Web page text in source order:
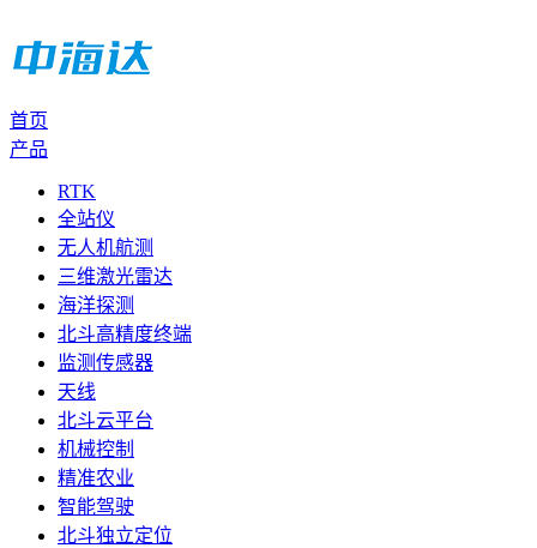
首页
产品
RTK
全站仪
无人机航测
三维激光雷达
海洋探测
北斗高精度终端
监测传感器
天线
北斗云平台
机械控制
精准农业
智能驾驶
北斗独立定位